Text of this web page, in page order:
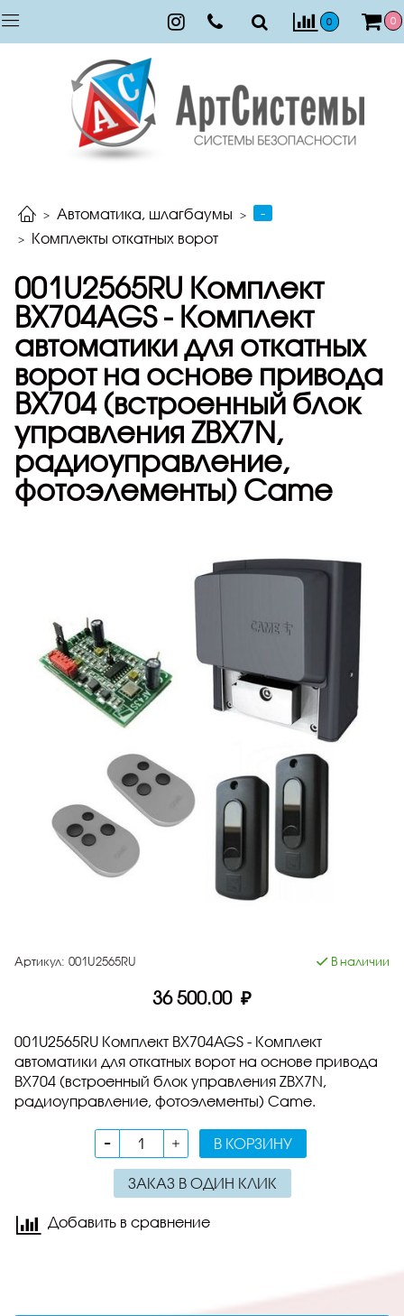
0 0
Автоматика, шлагбаумы
-
Комплекты откатных ворот
001U2565RU Комплект
BX704AGS - Комплект
автоматики для откатных
ворот на основе привода
BX704 (встроенный блок
управления ZBX7N,
радиоуправление,
фотоэлементы) Came
Артикул: 001U2565RU В наличии
36 500.00 ₽
001U2565RU Комплект BX704AGS - Комплект
автоматики для откатных ворот на основе привода
BX704 (встроенный блок управления ZBX7N,
радиоуправление, фотоэлементы) Came.
В КОРЗИНУ
ЗАКАЗ В ОДИН КЛИК
Добавить в сравнение